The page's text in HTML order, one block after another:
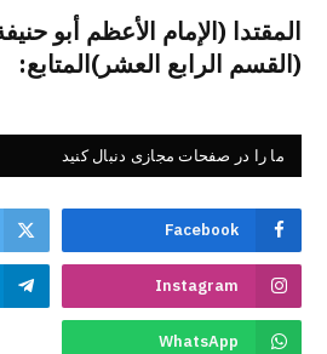
المقتدا (الإمام الأعظم أبو
(القسم الرابع العشر)المتابع:
ما را در صفحات مجازی دنبال کنید
Facebook
Instagram
WhatsApp